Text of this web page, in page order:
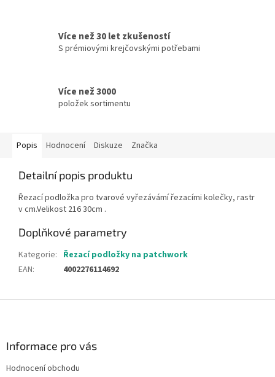
Více než 30 let zkušeností
S prémiovými krejčovskými potřebami
Více než 3000
položek sortimentu
Popis Hodnocení Diskuze Značka
Detailní popis produktu
Řezací podložka pro tvarové vyřezávámí řezacími kolečky, rastr
v cm.Velikost 216 30cm .
Doplňkové parametry
Kategorie: Řezací podložky na patchwork
EAN: 4002276114692
Informace pro vás
Hodnocení obchodu